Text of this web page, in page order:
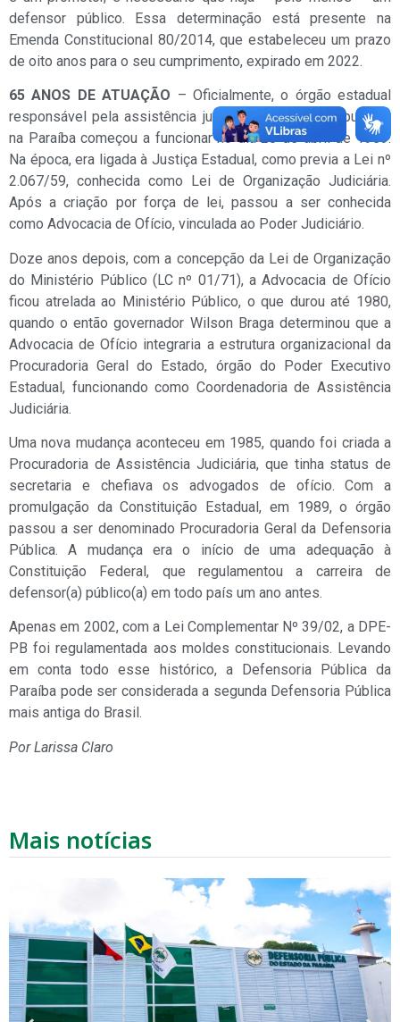
defensor público. Essa determinação está presente na
Emenda Constitucional 80/2014, que estabeleceu um prazo
de oito anos para o seu cumprimento, expirado em 2022.
65 ANOS DE ATUAÇÃO – Oficialmente, o órgão estadual
responsável pela assistência judiciária gratuita à população
na Paraíba começou a funcionar no dia 20 de abril de 1959.
Na época, era ligada à Justiça Estadual, como previa a Lei nº
2.067/59, conhecida como Lei de Organização Judiciária.
Após a criação por força de lei, passou a ser conhecida
como Advocacia de Ofício, vinculada ao Poder Judiciário.
Doze anos depois, com a concepção da Lei de Organização
do Ministério Público (LC nº 01/71), a Advocacia de Ofício
ficou atrelada ao Ministério Público, o que durou até 1980,
quando o então governador Wilson Braga determinou que a
Advocacia de Ofício integraria a estrutura organizacional da
Procuradoria Geral do Estado, órgão do Poder Executivo
Estadual, funcionando como Coordenadoria de Assistência
Judiciária.
Uma nova mudança aconteceu em 1985, quando foi criada a
Procuradoria de Assistência Judiciária, que tinha status de
secretaria e chefiava os advogados de ofício. Com a
promulgação da Constituição Estadual, em 1989, o órgão
passou a ser denominado Procuradoria Geral da Defensoria
Pública. A mudança era o início de uma adequação à
Constituição Federal, que regulamentou a carreira de
defensor(a) público(a) em todo país um ano antes.
Apenas em 2002, com a Lei Complementar Nº 39/02, a DPE-
PB foi regulamentada aos moldes constitucionais. Levando
em conta todo esse histórico, a Defensoria Pública da
Paraíba pode ser considerada a segunda Defensoria Pública
mais antiga do Brasil.
Por Larissa Claro
Mais notícias